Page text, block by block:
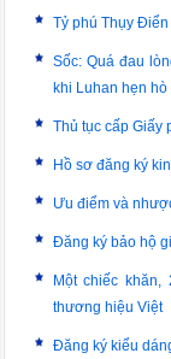
Tỷ phú Thụy
Sốc: Quá đau
khi Luhan hẹn
Thủ tục cấp Giấy
Hồ sơ đăng ký
Ưu điểm và
Đăng ký bảo hộ
Một chiếc
thương hiệu Việt
Đăng ký kiểu